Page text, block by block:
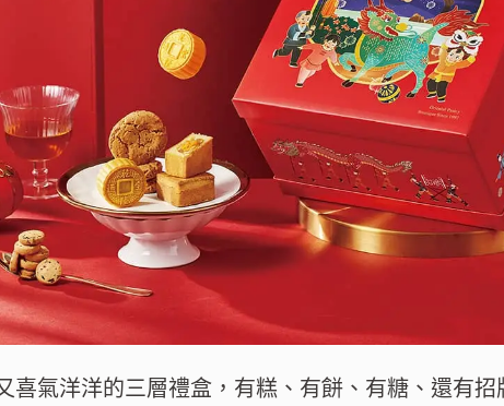
喜氣洋洋的三層禮盒，有糕、有餅、有糖、還有招